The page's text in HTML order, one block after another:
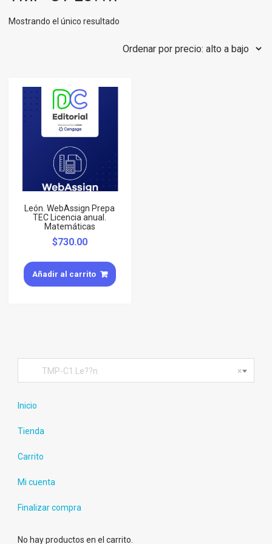
Mostrando el único resultado
León. WebAssign Prepa
TEC Licencia anual.
Matemáticas
$730.00
Añadir al carrito
×
TMP-C1 Le??n
Inicio
Tienda
Carrito
Mi cuenta
Finalizar compra
No hay productos en el carrito.